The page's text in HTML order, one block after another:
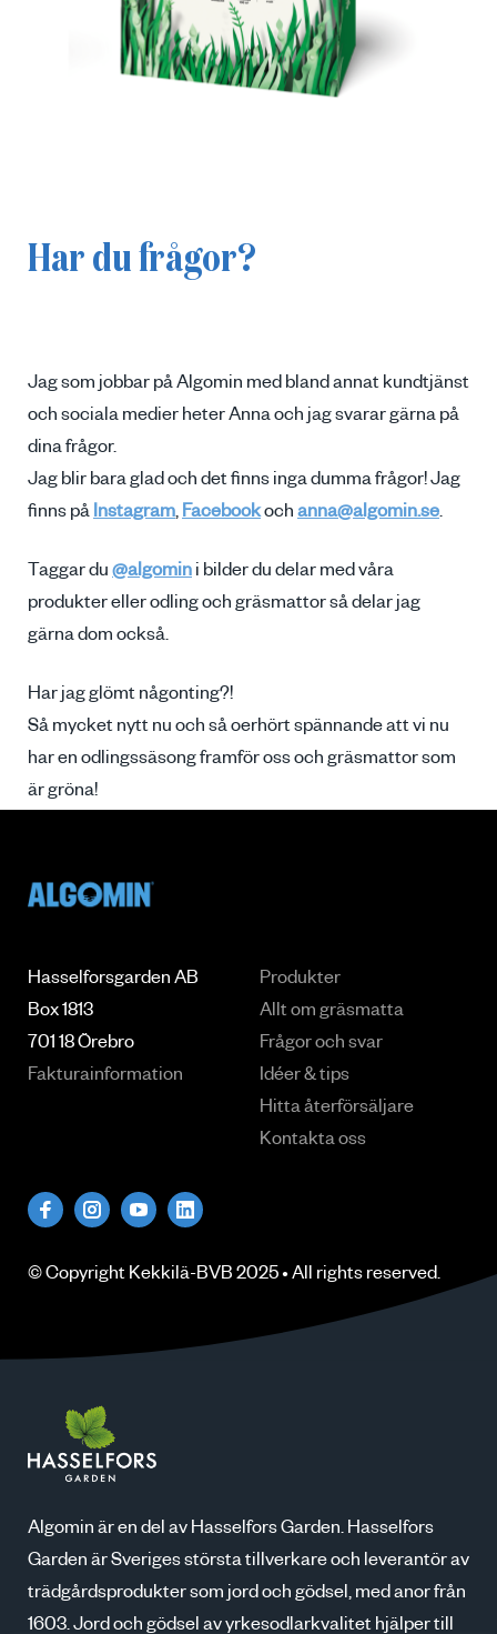
Har du frågor?
Jag som jobbar på Algomin med bland annat kundtjänst
och sociala medier heter Anna och jag svarar gärna på
dina frågor.
Jag blir bara glad och det finns inga dumma frågor! Jag
finns påInstagram,Facebookoch anna@algomin.se.
Taggar du @algomin i bilder du delar med våra
produkter eller odling och gräsmattor så delar jag
gärna dom också.
Har jag glömt någonting?!
Så mycket nytt nu och så oerhört spännande att vi nu
har en odlingssäsong framför oss och gräsmattor som
är gröna!
Hasselforsgarden AB
Box 1813
701 18 Örebro
Fakturainformation
Produkter
Allt om gräsmatta
Frågor och svar
Idéer & tips
Hitta återförsäljare
Kontakta oss
© Copyright Kekkilä-BVB 2025 • All rights reserved.
Algomin är en del av Hasselfors Garden. Hasselfors
Garden är Sveriges största tillverkare och leverantör av
trädgårdsprodukter som jord och gödsel, med anor från
1603. Jord och gödsel av yrkesodlarkvalitet hjälper till